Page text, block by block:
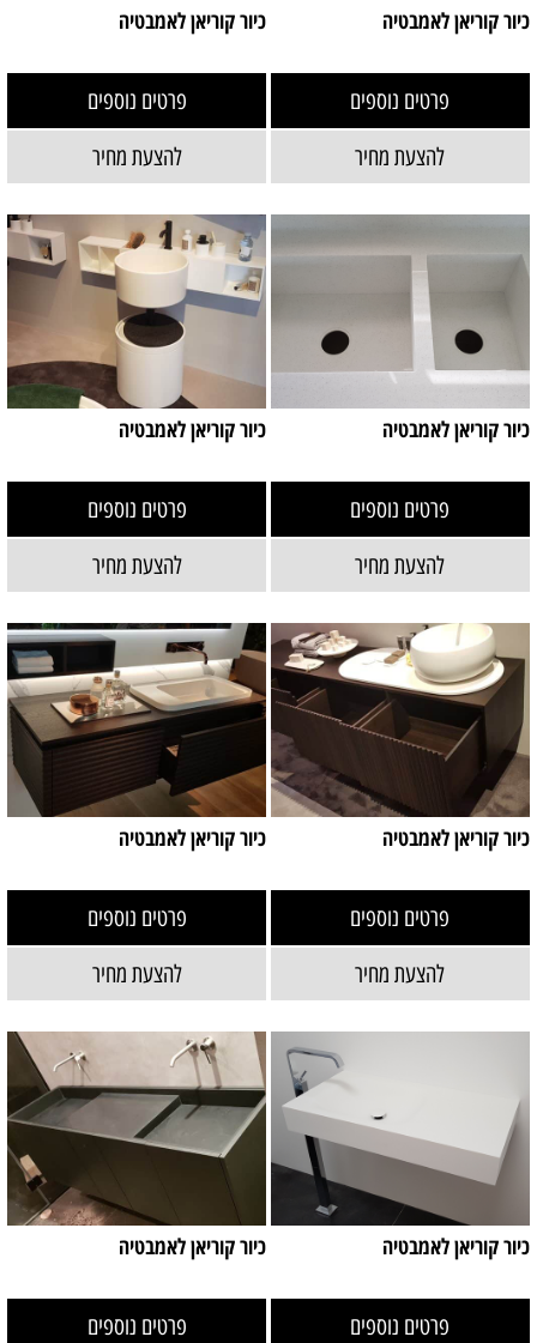
כיור קוריאן לאמבטיה
פרטים נוספים
להצעת מחיר
כיור קוריאן לאמבטיה
פרטים נוספים
להצעת מחיר
כיור קוריאן לאמבטיה
פרטים נוספים
להצעת מחיר
כיור קוריאן לאמבטיה
פרטים נוספים
להצעת מחיר
כיור קוריאן לאמבטיה
פרטים נוספים
להצעת מחיר
כיור קוריאן לאמבטיה
פרטים נוספים
להצעת מחיר
כיור קוריאן לאמבטיה
פרטים נוספים
כיור קוריאן לאמבטיה
פרטים נוספים